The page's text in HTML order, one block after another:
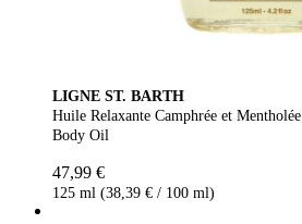
LIGNE ST. BARTH
Huile Relaxante Camphrée et Mentholée
Body Oil
47,99 €
125 ml (38,39 € / 100 ml)